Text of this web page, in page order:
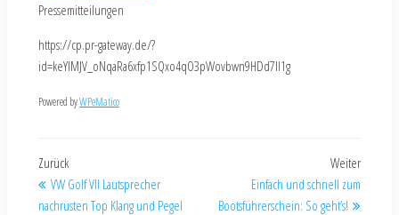
Pressemitteilungen
https://cp.pr-gateway.de/?
id=keYlMJV_oNqaRa6xfp1SQxo4qO3pWovbwn9HDd7Il1g
Powered byWPeMatico
Zurück
VW Golf VII Lautsprecher
nachrüsten Top Klang und Pegel
Weiter
Einfach und schnell zum
Bootsführerschein: So geht’s!